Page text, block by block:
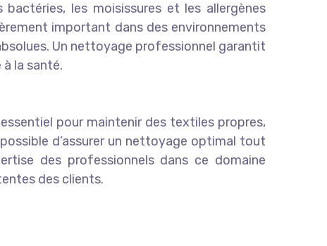
bactéries, les moisissures et les allergènes
important dans des environnements
Un nettoyage professionnel garantit
la santé.
pour maintenir des textiles propres,
d’assurer un nettoyage optimal tout
des professionnels dans ce domaine
des clients.